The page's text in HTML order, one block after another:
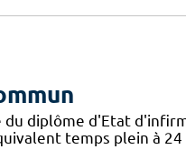
du diplôme d'Etat
temps plein à 24